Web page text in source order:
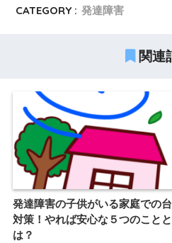
CATEGORY : 発達障害
関連
発達障害の子供がいる家庭での
対策！やれば安心な５つのことと
は？